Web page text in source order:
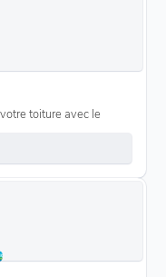
toiture avec le